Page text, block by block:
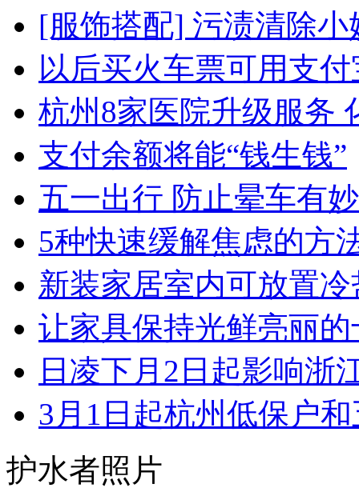
[服饰搭配] 污渍清除小
以后买火车票可用支
杭州8家医院升级服务
支付余额将能“钱生钱”
五一出行 防止晕车有
5种快速缓解焦虑的方
新装家居室内可放置
让家具保持光鲜亮丽
日凌下月2日起影响浙
3月1日起杭州低保户
护水者照片